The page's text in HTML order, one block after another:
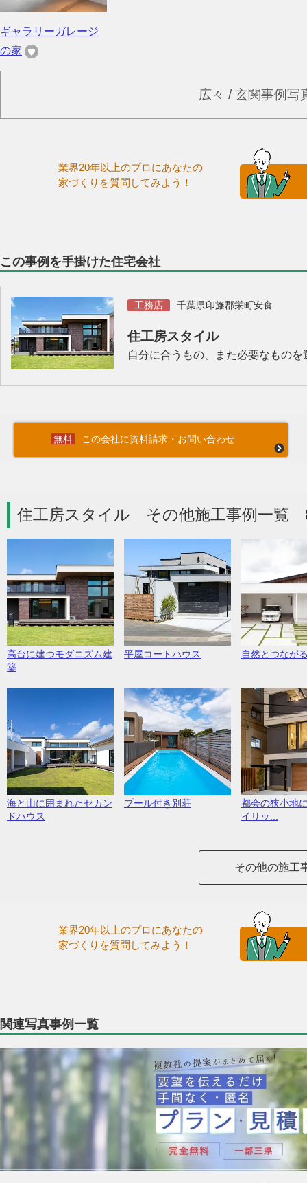
ギャラリーガレージ
の家
広々 / 玄関事例写
業界20年以上のプロにあなたの
家づくりを質問してみよう！
この事例を手掛けた住宅会社
工務店 千葉県印旛郡栄町安食
住工房スタイル
自分に合うもの、また必要なもの
この会社に資料請求・お問い合わせ
住工房スタイル その他施工事例一覧
高台に建つモダニズム建
築
平屋コートハウス 自然とつなが
海と山に囲まれたセカン
ドハウス
プール付き別荘
都会の狭小地
イリッ...
その他の施工
業界20年以上のプロにあなたの
家づくりを質問してみよう！
関連写真事例一覧